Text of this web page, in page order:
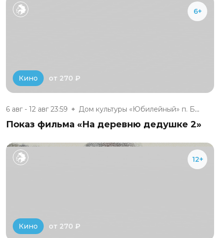
6+
Кино от 270 ₽
6 авг - 12 авг 23:59 Дом культуры «Юбилейный» п. Бе...
Показ фильма «На деревню дедушке 2»
12+
Кино от 270 ₽